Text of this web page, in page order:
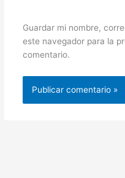
Guardar mi nombre,
este navegador para la
comentario.